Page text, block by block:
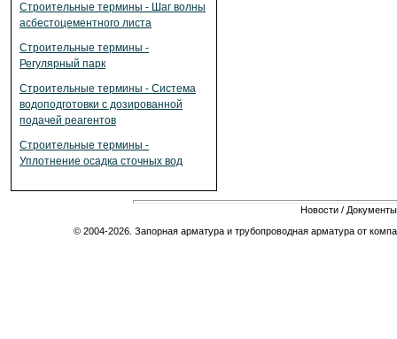
Строительные термины - Шаг волны
асбестоцементного листа
Строительные термины -
Регулярный парк
Строительные термины - Система
водоподготовки с дозированной
подачей реагентов
Строительные термины -
Уплотнение осадка сточных вод
Новости / Документы
© 2004-2026. Запорная арматура и трубопроводная арматура от